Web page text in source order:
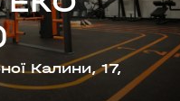
Калини, 17,